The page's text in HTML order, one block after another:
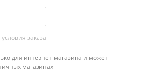
заказа
для интернет-магазина и может
магазинах